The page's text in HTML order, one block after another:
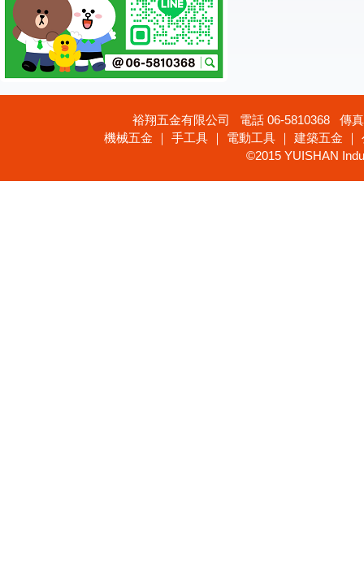
裕翔五金有限公司 電話 06-5810368 傳
機械五金 ｜ 手工具 ｜ 電動工具 ｜ 建築五金
©2015 YUISHAN